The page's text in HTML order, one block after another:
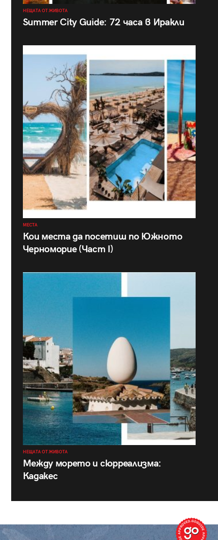
НЕЩАТА ОТ ЖИВОТА
Summer City Guide: 72 часа в Иракли
МЕСТА
Кои места да посетиш по Южното
Черноморие (Част I)
НЕЩАТА ОТ ЖИВОТА
Между морето и сюрреализма:
Кадакес